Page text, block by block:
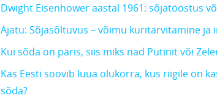
Dwight Eisenhower aastal 1961: sõjatööstus
Ajatu: Sõjasõltuvus – võimu kuritarvitamine
Kui sõda on päris, siis miks nad Putinit või
Kas Eesti soovib luua olukorra, kus riigile on
sõda?